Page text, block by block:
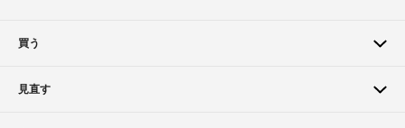
買う
見直す